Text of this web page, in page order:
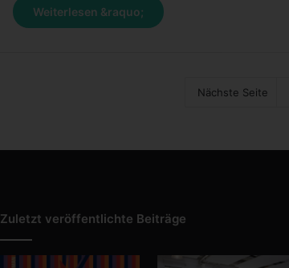
Weiterlesen &raquo;
Nächste Seite
Zuletzt veröffentlichte Beiträge